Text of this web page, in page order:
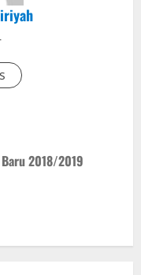
2018/2019